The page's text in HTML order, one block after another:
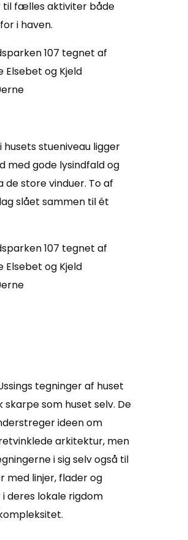
fælles aktiviter både
i haven.
stueniveau ligger
med gode lysindfald og
de store vinduer. To af
slået sammen til ét
tegninger af huset
skarpe som huset selv. De
ideen om
arkitektur, men
i sig selv også til
linjer, flader og
deres lokale rigdom